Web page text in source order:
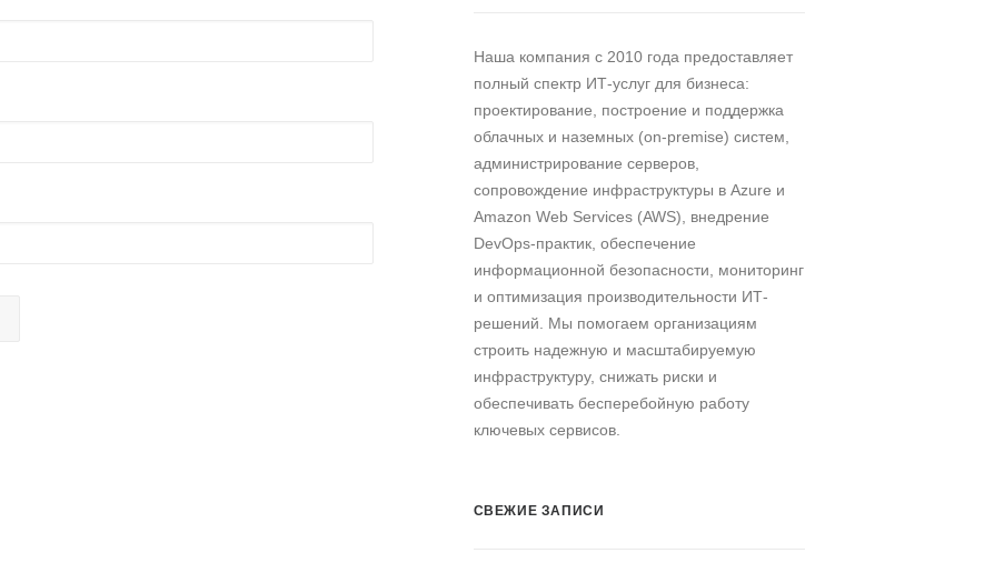
Наша компания c 2010 года предоставляет
полный спектр ИТ-услуг для бизнеса:
проектирование, построение и поддержка
облачных и наземных (on-premise) систем,
администрирование серверов,
сопровождение инфраструктуры в Azure и
Amazon Web Services (AWS), внедрение
DevOps-практик, обеспечение
информационной безопасности, мониторинг
и оптимизация производительности ИТ-
решений. Мы помогаем организациям
строить надежную и масштабируемую
инфраструктуру, снижать риски и
обеспечивать бесперебойную работу
ключевых сервисов.
СВЕЖИЕ ЗАПИСИ